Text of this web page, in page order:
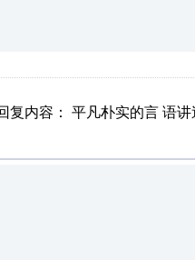
复内容： 平凡朴实的言 语